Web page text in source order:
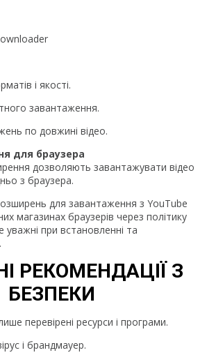
і якості.
завантаження.
по довжині відео.
для браузера
дозволяють завантажувати відео
з браузера.
для завантаження з YouTube
магазинах браузерів через політику
при встановленні та
РЕКОМЕНДАЦІЇ З
БЕЗПЕКИ
перевірені ресурси і програми.
і брандмауер.